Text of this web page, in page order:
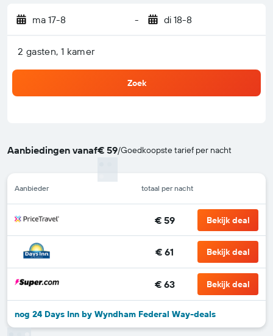
ma 17-8 - di 18-8
2 gasten, 1 kamer
Zoek
Aanbiedingen vanaf€ 59/Goedkoopste tarief per nacht
Aanbieder totaal per nacht
€ 59 Bekijk deal
€ 61 Bekijk deal
€ 63 Bekijk deal
nog 24 Days Inn by Wyndham Federal Way-deals